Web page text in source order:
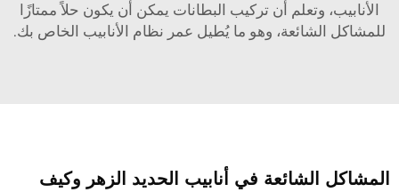
الأنابيب، وتعلم أن تركيب البطانات يمكن أن يكون حلاً ممتازًا
للمشاكل الشائعة، وهو ما يُطيل عمر نظام الأنابيب الخاص بك.
المشاكل الشائعة في أنابيب الحديد الزهر وكيف